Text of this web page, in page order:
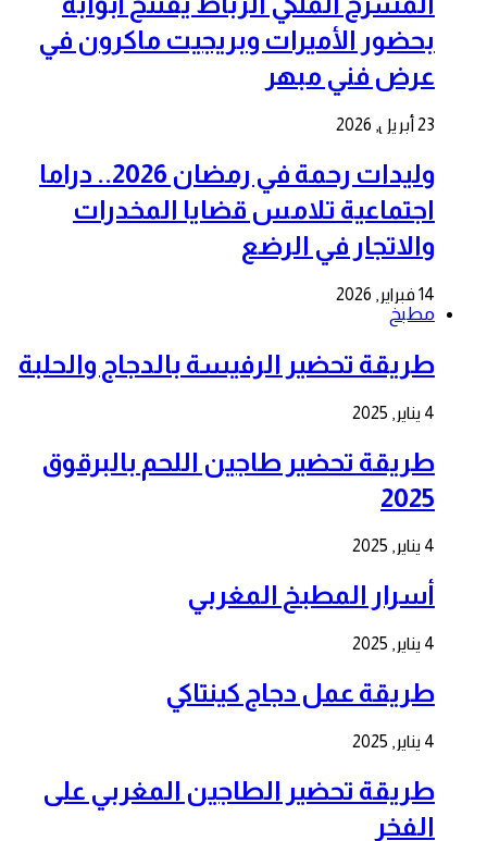
بحضور الأميرات وبريجيت ماكرون في
عرض فني مبهر
23 أبريل, 2026
وليدات رحمة في رمضان 2026.. دراما
اجتماعية تلامس قضايا المخدرات
والاتجار في الرضع
14 فبراير, 2026
مطبخ
طريقة تحضير الرفيسة بالدجاج والحلبة
4 يناير, 2025
طريقة تحضير طاجين اللحم بالبرقوق
2025
4 يناير, 2025
أسرار المطبخ المغربي
4 يناير, 2025
طريقة عمل دجاج كينتاكي
4 يناير, 2025
طريقة تحضير الطاجين المغربي على
الفخر